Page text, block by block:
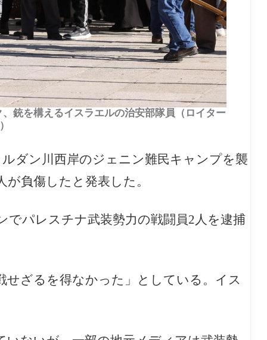
銃を構えるイスラエルの治安部隊員（ロイター
ダン川西岸のジェニン難民キャンプを襲
が負傷したと発表した。
パレスチナ武装勢力の戦闘員2人を逮捕
ざるを得なかった」としている。イス